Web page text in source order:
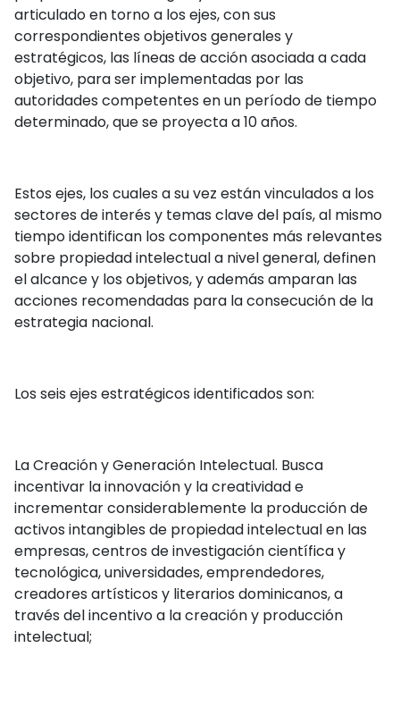
articulado en torno a los ejes, con sus
correspondientes objetivos generales y
estratégicos, las líneas de acción asociada a cada
objetivo, para ser implementadas por las
autoridades competentes en un período de tiempo
determinado, que se proyecta a 10 años.
Estos ejes, los cuales a su vez están vinculados a los
sectores de interés y temas clave del país, al mismo
tiempo identifican los componentes más relevantes
sobre propiedad intelectual a nivel general, definen
el alcance y los objetivos, y además amparan las
acciones recomendadas para la consecución de la
estrategia nacional.
Los seis ejes estratégicos identificados son:
La Creación y Generación Intelectual. Busca
incentivar la innovación y la creatividad e
incrementar considerablemente la producción de
activos intangibles de propiedad intelectual en las
empresas, centros de investigación científica y
tecnológica, universidades, emprendedores,
creadores artísticos y literarios dominicanos, a
través del incentivo a la creación y producción
intelectual;